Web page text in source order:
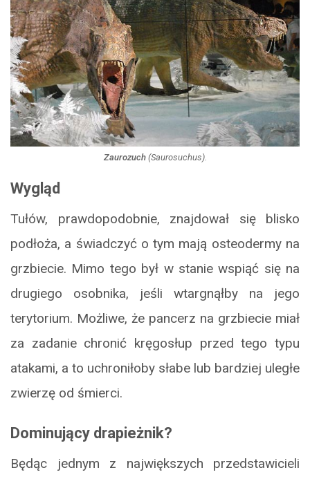
Zaurozuch(Saurosuchus).
Wygląd
Tułów, prawdopodobnie, znajdował się blisko
podłoża, a świadczyć o tym mają osteodermy na
grzbiecie. Mimo tego był w stanie wspiąć się na
drugiego osobnika, jeśli wtargnąłby na jego
terytorium. Możliwe, że pancerz na grzbiecie miał
za zadanie chronić kręgosłup przed tego typu
atakami, a to uchroniłoby słabe lub bardziej uległe
zwierzę od śmierci.
Dominujący drapieżnik?
Będąc jednym z największych przedstawicieli